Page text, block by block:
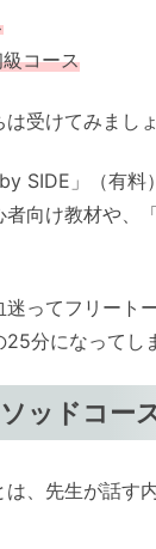
コース
受けてみましょ
SIDE」（有料
者向け教材や、
ってフリート
分になってし
ッドコー
は、先生が話す